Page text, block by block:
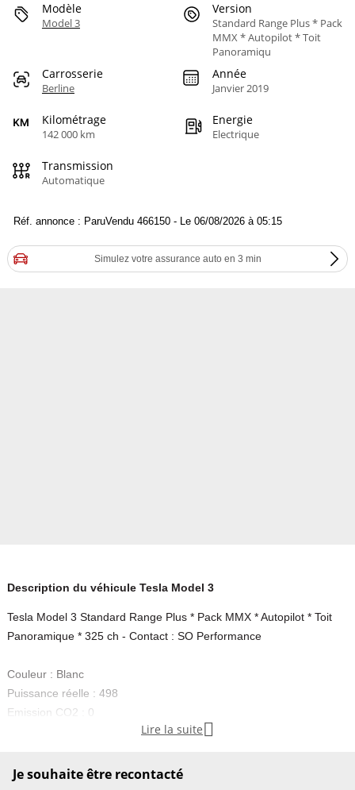
Modèle
Model 3
Version
Standard Range Plus * Pack
MMX * Autopilot * Toit
Panoramiqu
Carrosserie
Berline
Année
Janvier 2019
Kilométrage
142 000 km
Energie
Electrique
Transmission
Automatique
Réf. annonce : ParuVendu 466150 - Le 06/08/2026 à 05:15
Simulez votre assurance auto en 3 min
Description du véhicule Tesla Model 3
Tesla Model 3 Standard Range Plus * Pack MMX * Autopilot * Toit
Panoramique * 325 ch - Contact : SO Performance
Couleur : Blanc
Puissance réelle : 498
Emission CO2 : 0
### Tesla Model 3 Standard Range Plus * Pack MMX * Autopilot *
Lire la suite 
Je souhaite être recontacté